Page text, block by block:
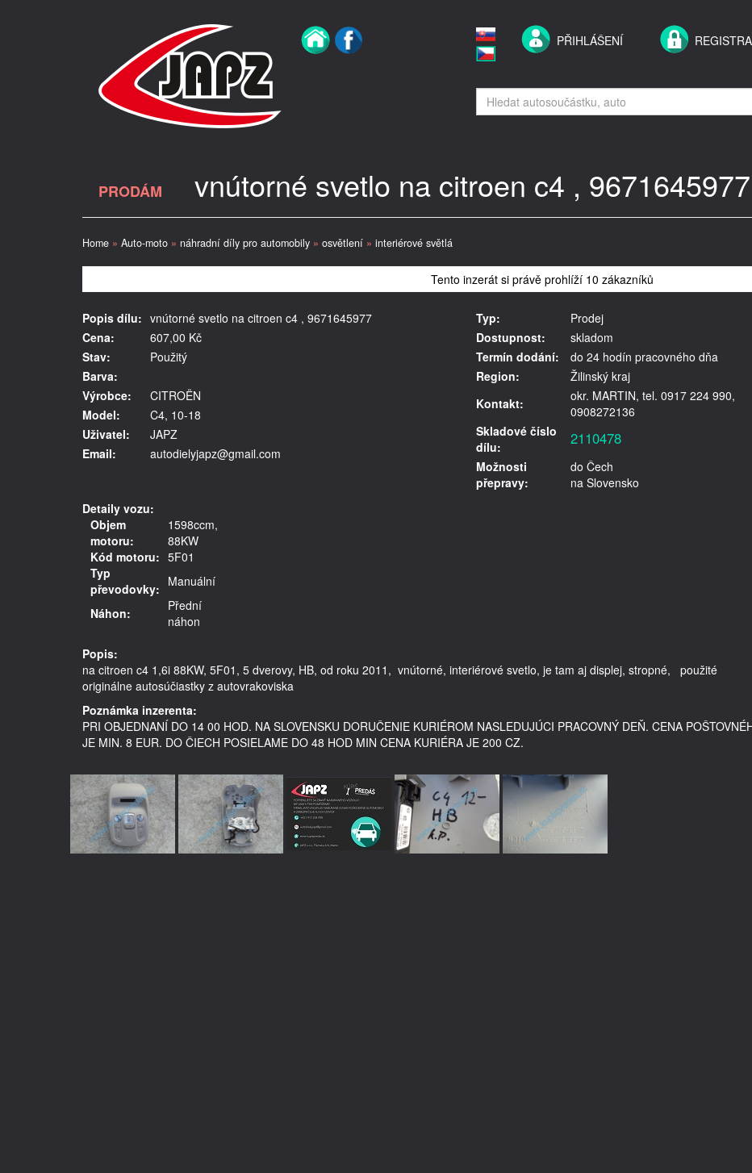
PŘIHLÁŠENÍ
PRODÁM vnútorné svetlo na citroen c4 , 9671645977
Home » Auto-moto » náhradní díly pro automobily » osvětlení » interiérové světlá
Tento inzerát si právě prohlíží 10 zákazníků
Popis dílu: vnútorné svetlo na citroen c4 , 9671645977
Cena:
607,00 Kč
Stav:
Použitý
Barva:
Výrobce:
CITROËN
Model:
C4, 10-18
Uživatel:
JAPZ
Email:
autodielyjapz@gmail.com
Typ:
Prodej
Dostupnost:
skladom
Termín dodání:
do 24 hodín pracovného dňa
Region:
Žilinský kraj
Kontakt:
okr. MARTIN, tel. 0917 224 990,
0908272136
Skladové číslo
dílu:
2110478
Možnosti
přepravy:
do Čech
na Slovensko
Detaily vozu:
Objem
motoru:
1598ccm,
88KW
Kód motoru: 5F01
Typ
převodovky: Manuální
Náhon:
Přední
náhon
Popis:
na citroen c4 1,6i 88KW, 5F01, 5 dverovy, HB, od roku 2011,  vnútorné, interiérové svetlo, je tam aj displej, stropné,   použité
originálne autosúčiastky z autovrakoviska
Poznámka inzerenta:
PRI OBJEDNANÍ DO 14 00 HOD. NA SLOVENSKU DORUČENIE KURIÉROM NASLEDUJÚCI PRACOVNÝ DEŇ. CENA
JE MIN. 8 EUR. DO ČIECH POSIELAME DO 48 HOD MIN CENA KURIÉRA JE 200 CZ.